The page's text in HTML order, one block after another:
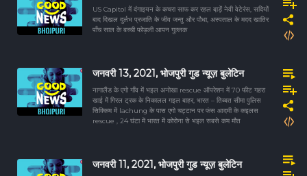
US Capitol में दंगाइयन के कचरा साफ कर रहल बा़ड़ें नेवी वेटेरंस, सदियों
बाद दिखल दुर्लभ प्रजाति के जीव जन्तु और पौधा, अस्पताल के मदद खातिर
पाँच साल के बच्ची फोड़ली आपन गुल्लक
जनवरी 13, 2021, भोजपुरी गुड न्यूज़ बुलेटिन
नागालैंड के एगो गाँव में भइल अनोखा rescue ऑपरेशन में 70 फीट गहरा
खाई में गिरल ट्रक के निकालल गइल बाहर, भारत – तिब्बत सीमा पुलिस
सिक्किम में lachung के पास एगो चट्टान पर फंस आदमी के कइलस
rescue , 24 घंटा में भारत में कोरोना से भइल सबसे कम मौत
जनवरी 11, 2021, भोजपुरी गुड न्यूज़ बुलेटिन